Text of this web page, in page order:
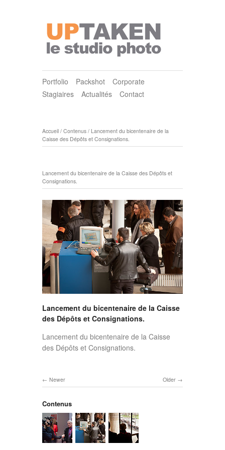
Portfolio Packshot
Corporate
Stagiaires
Actualités Contact
Accueil / Contenus / Lancement du bicentenaire de la
Caisse des Dépôts et Consignations.
Lancement du bicentenaire de la Caisse des Dépôts et
Consignations.
Lancement du bicentenaire de la Caisse
des Dépôts et Consignations.
Lancement du bicentenaire de la Caisse
des Dépôts et Consignations.
Older
Newer
Contenus